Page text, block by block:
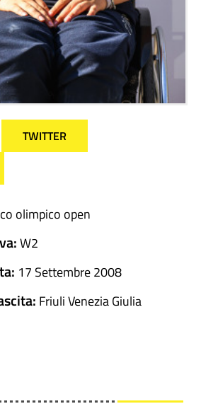
TWITTER
olimpico open
W2
17 Settembre 2008
Friuli Venezia Giulia